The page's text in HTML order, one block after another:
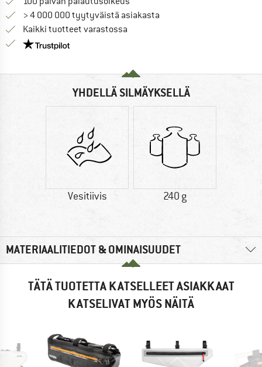
> 4 000 000 tyytyväistä asiakasta
Kaikki tuotteet varastossa
Meillä on Trustpilot -sertifiointi - lue lisää tästä!
YHDELLÄ SILMÄYKSELLÄ
Vesitiivis 240 g
MATERIAALITIEDOT & OMINAISUUDET
TÄTÄ TUOTETTA KATSELLEET ASIAKKAAT
KATSELIVAT MYÖS NÄITÄ